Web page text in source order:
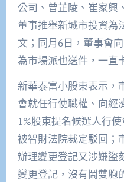
公司、曾芷陵、崔家興
董事推舉新城市投資為
文；同月6日，董事會
為市場派也送件，一直
新華泰富小股東表示，
會就任行使職權、向經
1%股東提名候選人行使
被智財法院裁定駁回 ；
辦理變更登記又涉嫌盜
變更登記，沒有鬧雙胞